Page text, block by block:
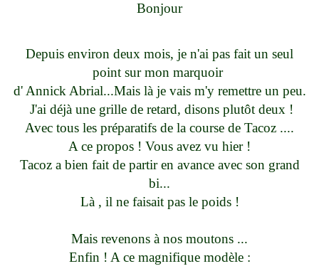
Bonjour
Depuis environ deux mois, je n'ai pas fait un seul
point sur mon marquoir
d' Annick Abrial...Mais là je vais m'y remettre un peu.
J'ai déjà une grille de retard, disons plutôt deux !
Avec tous les préparatifs de la course de Tacoz ....
A ce propos ! Vous avez vu hier !
Tacoz a bien fait de partir en avance avec son grand
bi...
Là , il ne faisait pas le poids !
Mais revenons à nos moutons ...
Enfin ! A ce magnifique modèle :